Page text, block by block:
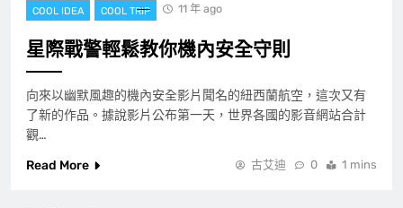
COOL IDEA COOL TRIP 11 年 ago
星際戰警輕鬆教你機內安全守則
向來以幽默風趣的機內安全影片聞名的紐西蘭航空，這次又有
了新的作品。據說影片公布第一天，世界各國的影音網站合計
觀…
Read More
古艾迪 0 1 mins